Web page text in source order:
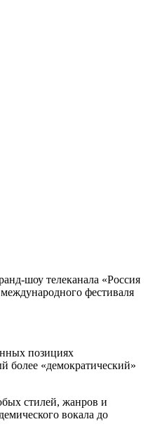
шоу телеканала «Россия
фестиваля
позициях
более «демократический»
стилей, жанров и
вокала до